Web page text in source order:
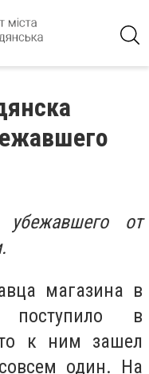
убежавшего от
магазина в
поступило в
к ним зашел
один. На